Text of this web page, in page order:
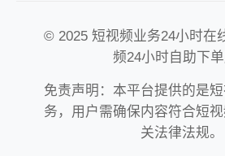
© 2025 短视频业务24小时在
频24小时自助下
免责声明：本平台提供的是
务，用户需确保内容符合短
关法律法规。